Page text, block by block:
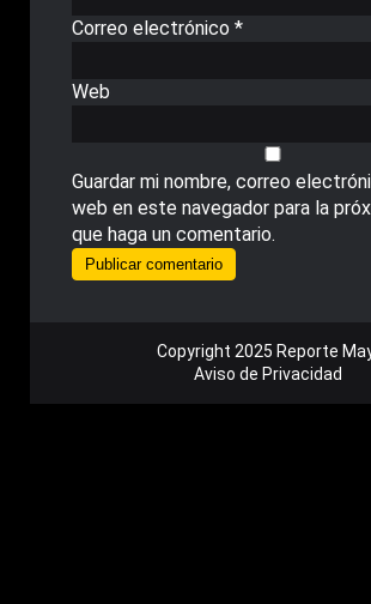
Correo electrónico *
Web
Guardar mi nombre, correo
web en este navegador para la
que haga un comentario.
Copyright 2025 Reporte
Aviso de Privacidad